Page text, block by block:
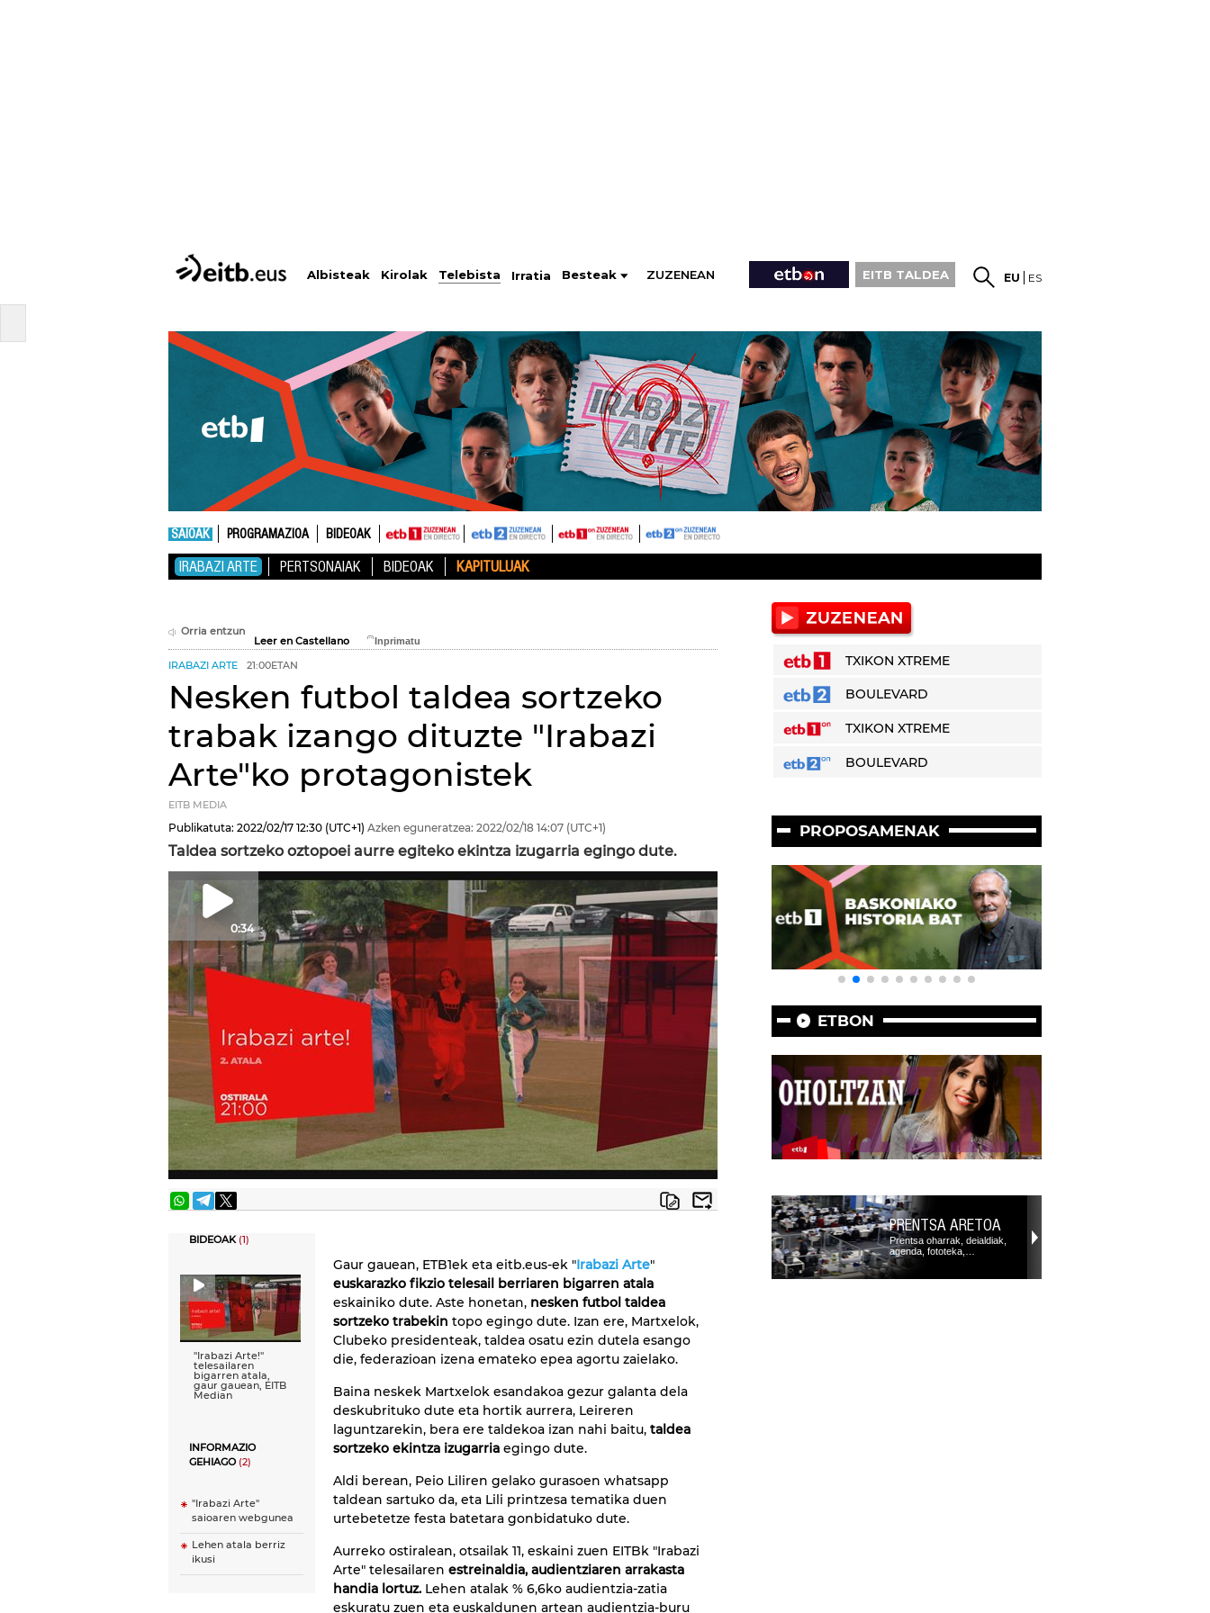
Albisteak Kirolak Telebista Irratia Besteak ZUZENEAN EITB TALDEA EU ES
SAIOAK PROGRAMAZIOA BIDEOAK
IRABAZI ARTE PERTSONAIAK BIDEOAK KAPITULUAK
Orria entzun
Leer en Castellano
IRABAZI ARTE 21:00ETAN
Nesken futbol taldea sortzeko
trabak izango dituzte "Irabazi
Arte"ko protagonistek
EITB MEDIA
Publikatuta: 2022/02/17 12:30 (UTC+1) Azken eguneratzea: 2022/02/18 14:07 (UTC+1)
Taldea sortzeko oztopoei aurre egiteko ekintza izugarria egingo dute.
0:34
BIDEOAK(1)
''Irabazi Arte!''
telesailaren
bigarren atala,
gaur gauean, EITB
Median
INFORMAZIO
GEHIAGO(2)
"Irabazi Arte"
saioaren webgunea
Lehen atala berriz
ikusi
Gaur gauean, ETB1ek eta eitb.eus-ek "Irabazi Arte"
euskarazko fikzio telesail berriaren bigarren atala
eskainiko dute. Aste honetan, nesken futbol taldea
sortzeko trabekin topo egingo dute. Izan ere, Martxelok,
Clubeko presidenteak, taldea osatu ezin dutela esango
die, federazioan izena emateko epea agortu zaielako.
Baina neskek Martxelok esandakoa gezur galanta dela
deskubrituko dute eta hortik aurrera, Leireren
laguntzarekin, bera ere taldekoa izan nahi baitu, taldea
sortzeko ekintza izugarria egingo dute.
Aldi berean, Peio Liliren gelako gurasoen whatsapp
taldean sartuko da, eta Lili printzesa tematika duen
urtebetetze festa batetara gonbidatuko dute.
Aurreko ostiralean, otsailak 11, eskaini zuen EITBk "Irabazi
Arte" telesailaren estreinaldia, audientziaren arrakasta
handia lortuz. Lehen atalak % 6,6ko audientzia-zatia
eskuratu zuen eta euskaldunen artean audientzia-buru
TXIKON XTREME
BOULEVARD
TXIKON XTREME
BOULEVARD
PROPOSAMENAK
ETBON
PRENTSA ARETOA
Prentsa oharrak, deialdiak,
agenda, fototeka,…